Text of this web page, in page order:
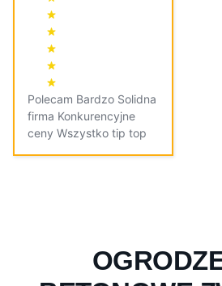
Polecam Bardzo Solidna
firma Konkurencyjne
ceny Wszystko tip top